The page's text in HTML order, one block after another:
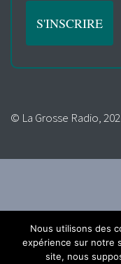
© La Grosse Radio,
Nous utilisons des
expérience sur notre
site, nous